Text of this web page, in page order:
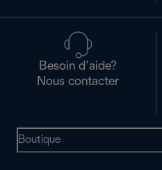
Besoin d’aide?
Nous contacter
Boutique